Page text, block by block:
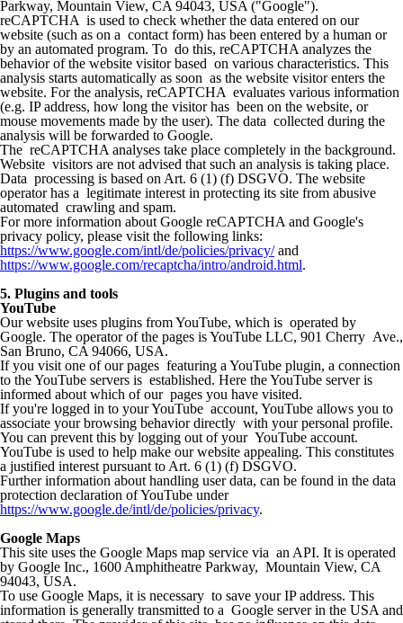
Parkway, Mountain View, CA 94043, USA ("Google").
reCAPTCHA is used to check whether the data entered on our
website (such as on a contact form) has been entered by a human or
by an automated program. To do this, reCAPTCHA analyzes the
behavior of the website visitor based on various characteristics. This
analysis starts automatically as soon as the website visitor enters the
website. For the analysis, reCAPTCHA evaluates various information
(e.g. IP address, how long the visitor has been on the website, or
mouse movements made by the user). The data collected during the
analysis will be forwarded to Google.
The reCAPTCHA analyses take place completely in the background.
Website visitors are not advised that such an analysis is taking place.
Data processing is based on Art. 6 (1) (f) DSGVO. The website
operator has a legitimate interest in protecting its site from abusive
automated crawling and spam.
For more information about Google reCAPTCHA and Google's
privacy policy, please visit the following links:
https://www.google.com/intl/de/policies/privacy/and
https://www.google.com/recaptcha/intro/android.html.
5. Plugins and tools
YouTube
Our website uses plugins from YouTube, which is operated by
Google. The operator of the pages is YouTube LLC, 901 Cherry Ave.,
San Bruno, CA 94066, USA.
If you visit one of our pages featuring a YouTube plugin, a connection
to the YouTube servers is established. Here the YouTube server is
informed about which of our pages you have visited.
If you're logged in to your YouTube account, YouTube allows you to
associate your browsing behavior directly with your personal profile.
You can prevent this by logging out of your YouTube account.
YouTube is used to help make our website appealing. This constitutes
a justified interest pursuant to Art. 6 (1) (f) DSGVO.
Further information about handling user data, can be found in the data
protection declaration of YouTube under
https://www.google.de/intl/de/policies/privacy.
Google Maps
This site uses the Google Maps map service via an API. It is operated
by Google Inc., 1600 Amphitheatre Parkway, Mountain View, CA
94043, USA.
To use Google Maps, it is necessary to save your IP address. This
information is generally transmitted to a Google server in the USA and